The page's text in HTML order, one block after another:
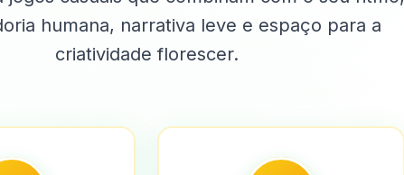
humana, narrativa leve e espaço para a
criatividade florescer.